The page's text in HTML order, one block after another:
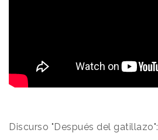
Discurso "Después del gatillazo":